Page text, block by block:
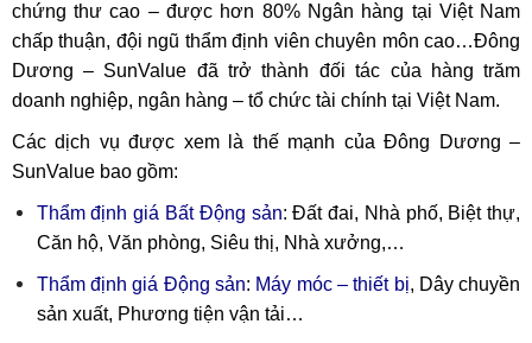
chứng thư cao – được hơn 80% Ngân hàng tại Việt Nam
chấp thuận, đội ngũ thẩm định viên chuyên môn cao…Đông
Dương – SunValue đã trở thành đối tác của hàng trăm
doanh nghiệp, ngân hàng – tổ chức tài chính tại Việt Nam.
Các dịch vụ được xem là thế mạnh của Đông Dương –
SunValue bao gồm:
Thẩm định giá Bất Động sản: Đất đai, Nhà phố, Biệt thự,
Căn hộ, Văn phòng, Siêu thị, Nhà xưởng,…
Thẩm định giá Động sản: Máy móc – thiết bị, Dây chuyền
sản xuất, Phương tiện vận tải…